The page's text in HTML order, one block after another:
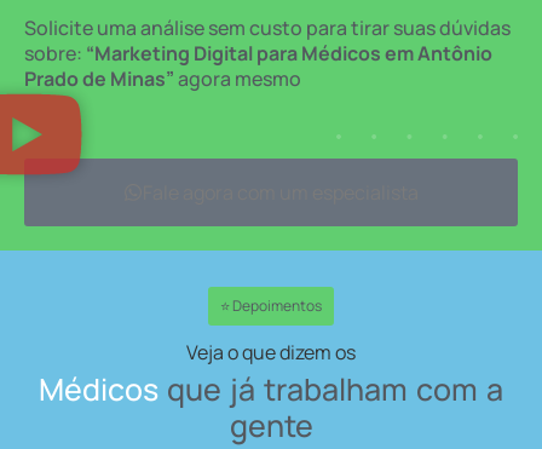
Solicite uma análise sem custo para tirar suas dúvidas
sobre: “Marketing Digital para Médicos em Antônio
Prado de Minas”agora mesmo
⭐ Depoimentos
Veja o que dizem os
Médicos que já trabalham com a
gente